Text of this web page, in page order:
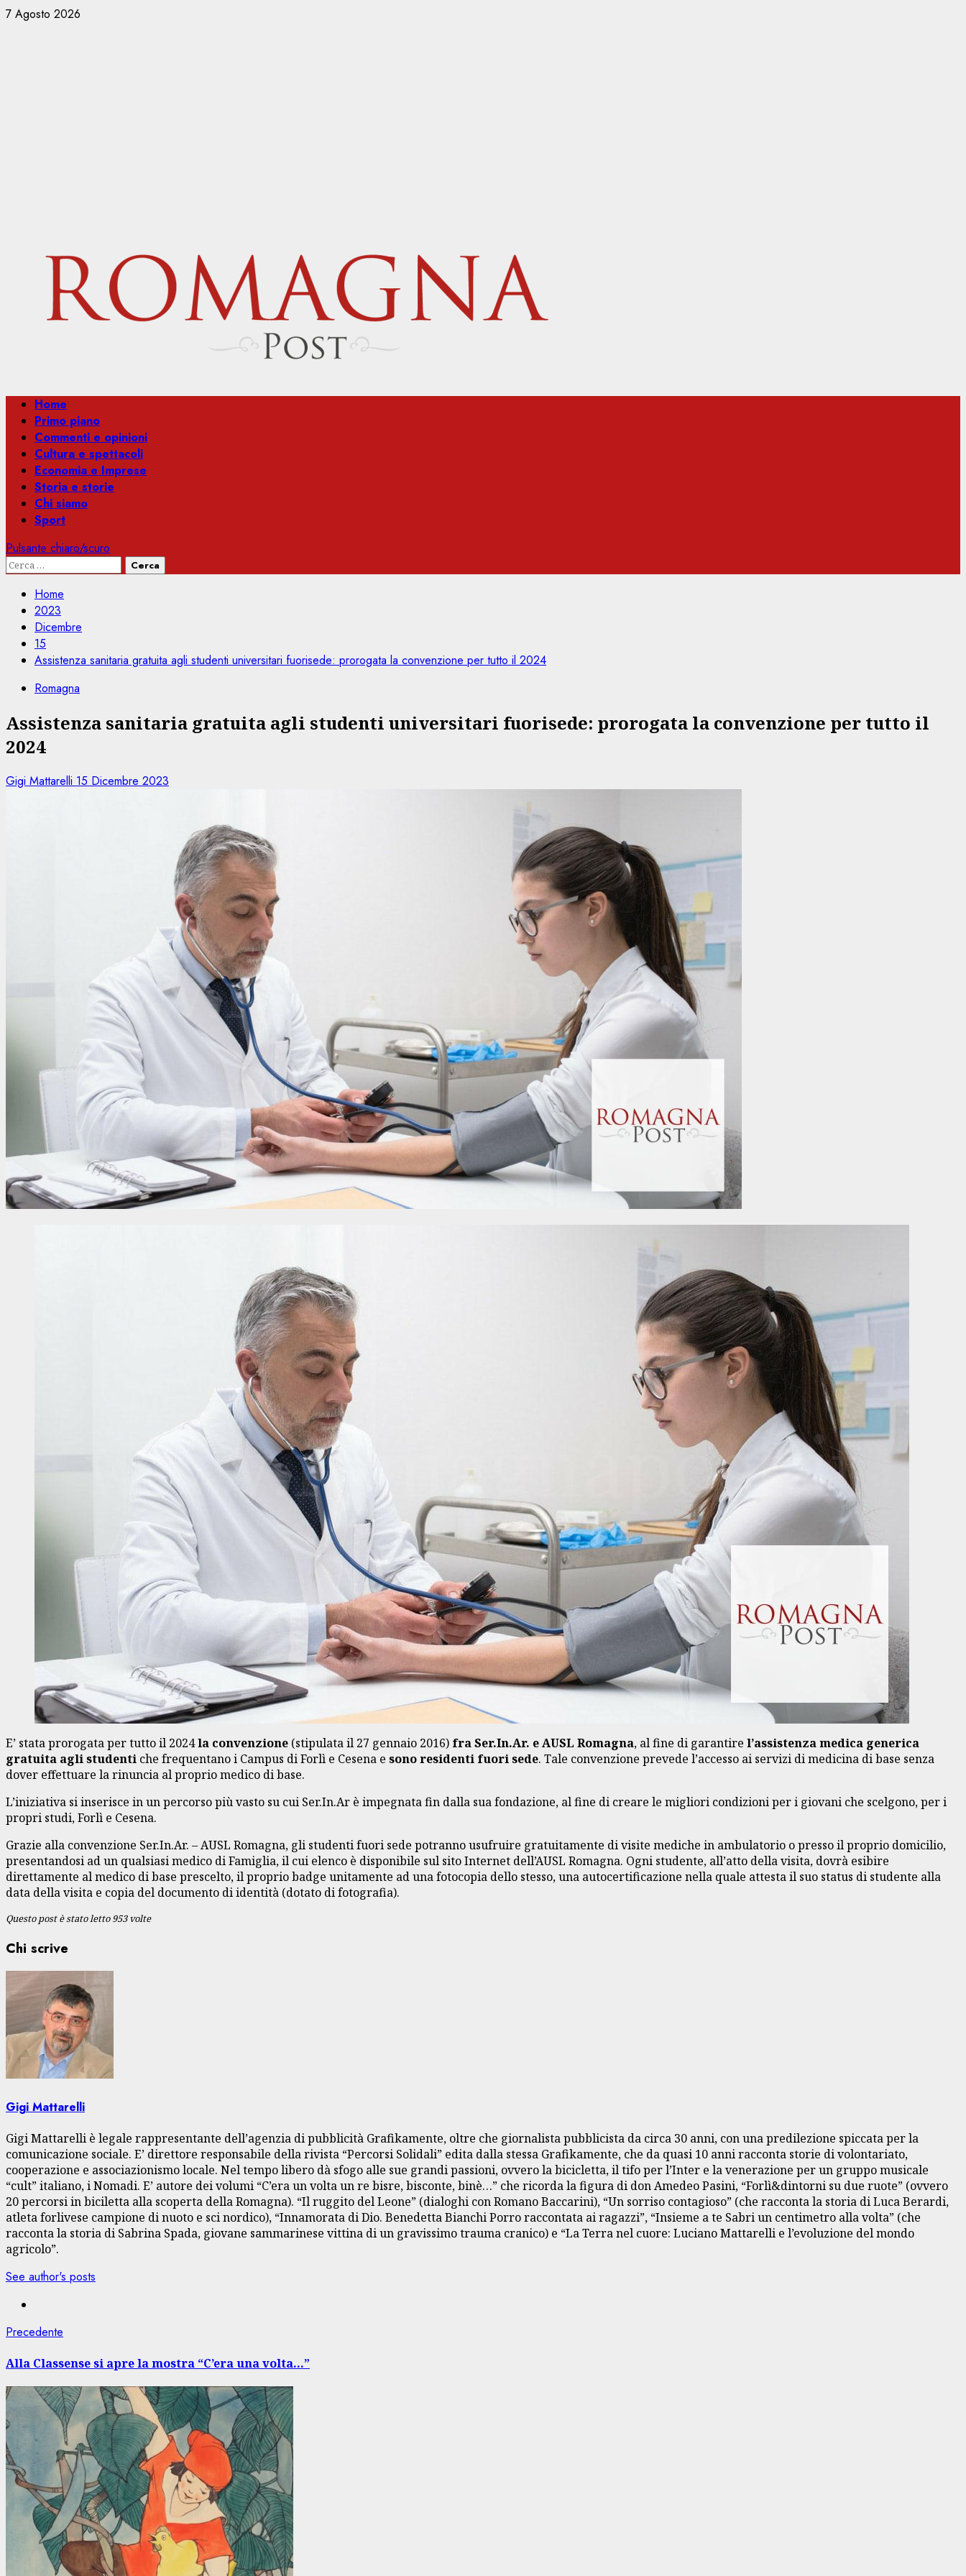
Vai
7 Agosto 2026
Menu
principale
Home
Primo piano
Commenti e opinioni
Cultura e spettacoli
Economia e Imprese
Storia e storie
Chi siamo
Sport
Pulsante chiaro/scuro
Ricerca
Home
2023
Dicembre
15
Assistenza sanitaria gratuita agli studenti universitari fuorisede: prorogata la convenzione per tutto il 2024
Romagna
Assistenza sanitaria gratuita agli studenti universitari fuorisede: prorogata la convenzione per tutto il
2024
Gigi Mattarelli 15 Dicembre 2023
E’ stata prorogata per tutto il 2024la convenzione (stipulata il 27 gennaio 2016) fra Ser.In.Ar. e AUSL Romagna, al fine di garantire l’assistenza medica generica
gratuita agli studenti che frequentano i Campus di Forlì e Cesena e sono residenti fuori sede. Tale convenzione prevede l’accesso ai servizi di medicina di base senza
dover effettuare la rinuncia al proprio medico di base.
L’iniziativa si inserisce in un percorso più vasto su cui Ser.In.Ar è impegnata fin dalla sua fondazione, al fine di creare le migliori condizioni per i giovani che scelgono, per i
propri studi, Forlì e Cesena.
Grazie alla convenzione Ser.In.Ar. – AUSL Romagna, gli studenti fuori sede potranno usufruire gratuitamente di visite mediche in ambulatorio o presso il proprio domicilio,
presentandosi ad un qualsiasi medico di Famiglia, il cui elenco è disponibile sul sito Internet dell’AUSL Romagna. Ogni studente, all’atto della visita, dovrà esibire
direttamente al medico di base prescelto, il proprio badge unitamente ad una fotocopia dello stesso, una autocertificazione nella quale attesta il suo status di studente alla
data della visita e copia del documento di identità (dotato di fotografia).
Questo post è stato letto 953 volte
Chi scrive
Gigi Mattarelli
Gigi Mattarelli è legale rappresentante dell’agenzia di pubblicità Grafikamente, oltre che giornalista pubblicista da circa 30 anni, con una predilezione spiccata per la
comunicazione sociale. E’ direttore responsabile della rivista “Percorsi Solidali” edita dalla stessa Grafikamente, che da quasi 10 anni racconta storie di volontariato,
cooperazione e associazionismo locale. Nel tempo libero dà sfogo alle sue grandi passioni, ovvero la bicicletta, il tifo per l’Inter e la venerazione per un gruppo musicale
“cult” italiano, i Nomadi. E’ autore dei volumi “C’era un volta un re bisre, bisconte, binè…” che ricorda la figura di don Amedeo Pasini, “Forlì&dintorni su due ruote” (ovvero
20 percorsi in biciletta alla scoperta della Romagna). “Il ruggito del Leone” (dialoghi con Romano Baccarini), “Un sorriso contagioso” (che racconta la storia di Luca Berardi,
atleta forlivese campione di nuoto e sci nordico), “Innamorata di Dio. Benedetta Bianchi Porro raccontata ai ragazzi”, “Insieme a te Sabri un centimetro alla volta” (che
racconta la storia di Sabrina Spada, giovane sammarinese vittina di un gravissimo trauma cranico) e “La Terra nel cuore: Luciano Mattarelli e l’evoluzione del mondo
agricolo”.
See author's posts
Navigazione
articolo
Precedente
Alla Classense si apre la mostra “C’era una volta…”